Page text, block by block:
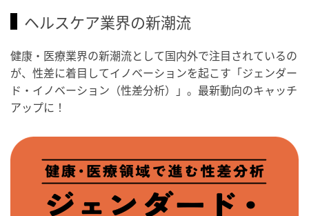
ヘルスケア業界の新潮流
健康・医療業界の新潮流として国内外で注目されているの
が、性差に着目してイノベーションを起こす「ジェンダー
ド・イノベーション（性差分析）」。最新動向のキャッチ
アップに！